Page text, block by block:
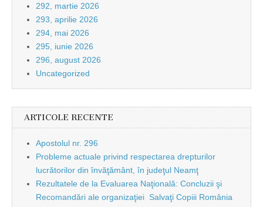
292, martie 2026
293, aprilie 2026
294, mai 2026
295, iunie 2026
296, august 2026
Uncategorized
ARTICOLE RECENTE
Apostolul nr. 296
Probleme actuale privind respectarea drepturilor
lucrătorilor din învăţământ, în judeţul Neamţ
Rezultatele de la Evaluarea Naţională: Concluzii şi
Recomandări ale organizaţiei Salvaţi Copiii România